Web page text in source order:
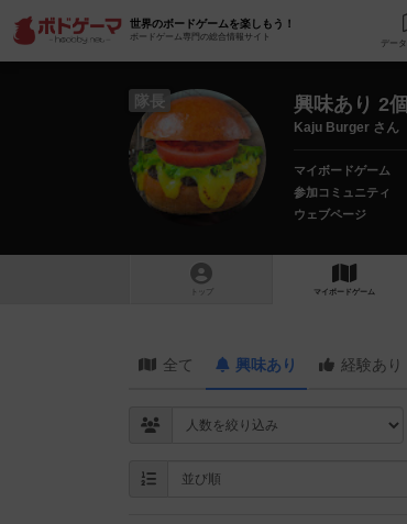
世界のボードゲームを楽しもう！
ボードゲーム専門の総合情報サイト
隊長 興味あり 2個
Kaju Burger さん
マイボードゲーム
参加コミュニティ
ウェブページ
トップ マイボードゲーム
全て 興味あり 経験あり